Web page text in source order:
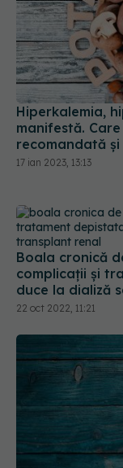
Hiperkalemia,
manifestă.
recomandată și
17 ian 2023, 13:13
Boala cronică
complicații și
duce la dializă
22 oct 2022, 11:21